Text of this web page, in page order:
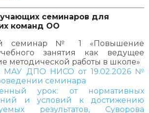
семинаров для
команд ОО
семинар № 1 «Повышение
занятия как ведущее
методической работы в школе»
МАУ ДПО НИСО от 19.02.2026 №
семинара
урок: от нормативных
и условий к достижению
результатов, Суворова